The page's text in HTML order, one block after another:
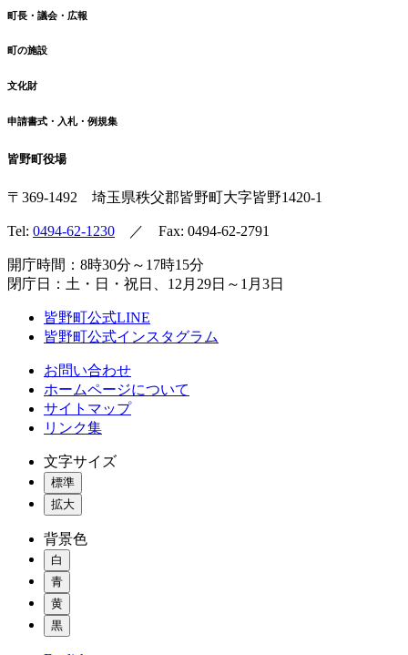
町長・議会・広報
町の施設
文化財
申請書式・入札・例規集
皆野町役場
〒369-1492 埼玉県秩父郡皆野町大字皆野1420-1
Tel: 0494-62-1230 ／ Fax: 0494-62-2791
開庁時間：8時30分～17時15分
閉庁日：土・日・祝日、12月29日～1月3日
皆野町公式LINE
皆野町公式インスタグラム
お問い合わせ
ホームページについて
サイトマップ
リンク集
文字サイズ
標準
拡大
背景色
白
青
黄
黒